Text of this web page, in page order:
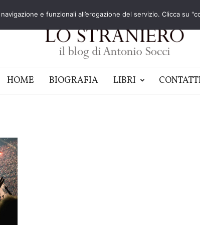
HOME BIOGRAFIA LIBRI
e funzionali all’erogazione del servizio. Clicca su